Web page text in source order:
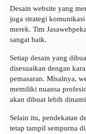
Desain website yang
juga strategi
merek. Tim
sangat baik.
Setiap desain yang
disesuaikan dengan
pemasaran. Misalnya,
memiliki nuansa
akan dibuat lebih
Selain itu, pendekatan
tetap tampil sempurna